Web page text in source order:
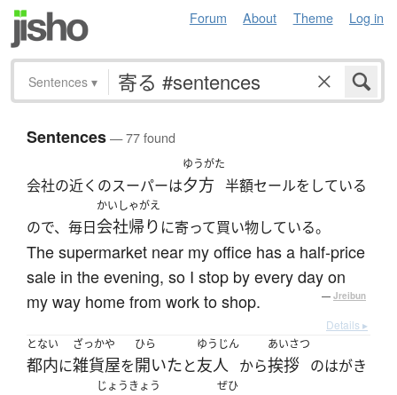
Forum About Theme Log in
Sentences ▾
Sentences— 77 found
会社の近くのスーパーは
ゆうがた
夕方 半額セールをしている
ので、毎日
かいしゃがえ
会社帰り に寄って買い物している。
The supermarket near my office has a half-price
sale in the evening, so I stop by every day on
my way home from work to shop.
— Jreibun
Details ▸
とない
都内に
ざっかや
雑貨屋を
ひら
開いたと
ゆうじん
友人 から
あいさつ
挨拶 のはがき
じょうきょう ぜひ